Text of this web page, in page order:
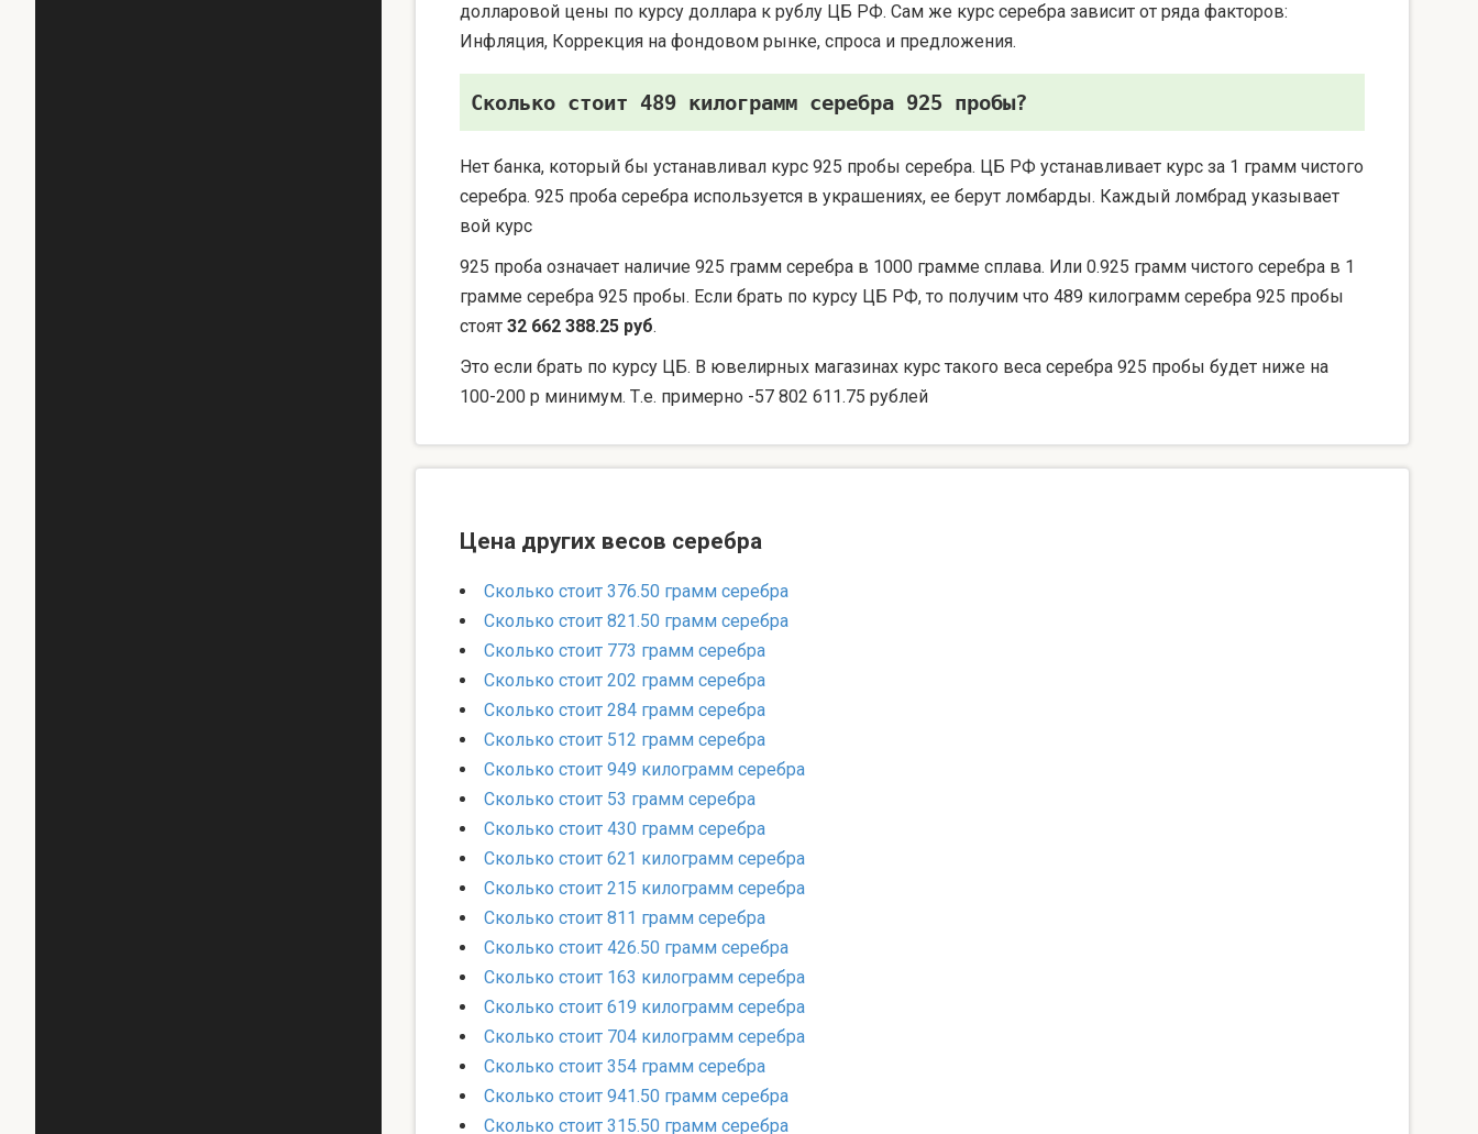
долларовой цены по курсу доллара к рублу ЦБ РФ. Сам же курс серебра зависит от ряда факторов:
Инфляция, Коррекция на фондовом рынке, спроса и предложения.
Сколько стоит 489 килограмм серебра 925 пробы?
Нет банка, который бы устанавливал курс 925 пробы серебра. ЦБ РФ устанавливает курс за 1 грамм чистого
серебра. 925 проба серебра используется в украшениях, ее берут ломбарды. Каждый ломбрад указывает
вой курс
925 проба означает наличие 925 грамм серебра в 1000 грамме сплава. Или 0.925 грамм чистого серебра в 1
грамме серебра 925 пробы. Если брать по курсу ЦБ РФ, то получим что 489 килограмм серебра 925 пробы
стоят 32 662 388.25 руб.
Это если брать по курсу ЦБ. В ювелирных магазинах курс такого веса серебра 925 пробы будет ниже на
100-200 р минимум. Т.е. примерно -57 802 611.75 рублей
Цена других весов серебра
Сколько стоит 376.50 грамм серебра
Сколько стоит 821.50 грамм серебра
Сколько стоит 773 грамм серебра
Сколько стоит 202 грамм серебра
Сколько стоит 284 грамм серебра
Сколько стоит 512 грамм серебра
Сколько стоит 949 килограмм серебра
Сколько стоит 53 грамм серебра
Сколько стоит 430 грамм серебра
Сколько стоит 621 килограмм серебра
Сколько стоит 215 килограмм серебра
Сколько стоит 811 грамм серебра
Сколько стоит 426.50 грамм серебра
Сколько стоит 163 килограмм серебра
Сколько стоит 619 килограмм серебра
Сколько стоит 704 килограмм серебра
Сколько стоит 354 грамм серебра
Сколько стоит 941.50 грамм серебра
Сколько стоит 315.50 грамм серебра